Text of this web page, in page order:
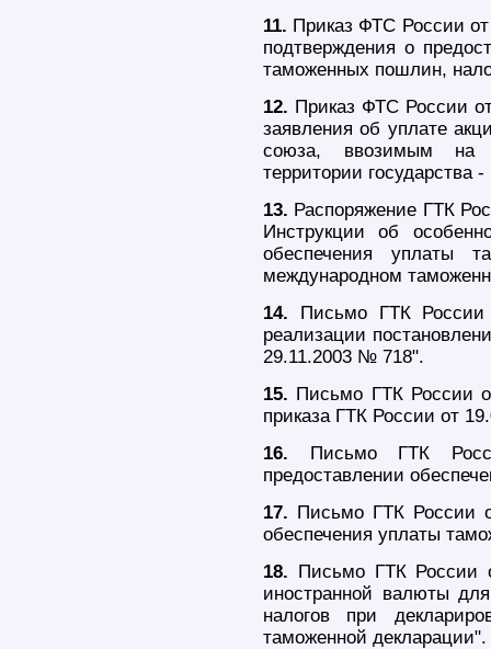
11. Приказ ФТС России
подтверждения о
таможенных пошлин,
12. Приказ ФТС России
заявления об уплате
союза, ввозимым на
территории государства
13. Распоряжение ГТК
Инструкции об
обеспечения уплаты
международном
14. Письмо ГТК
реализации
29.11.2003 № 718".
15. Письмо ГТК России
приказа ГТК России от
16. Письмо ГТК
предоставлении
17. Письмо ГТК России
обеспечения уплаты
18. Письмо ГТК России
иностранной валюты
налогов при
таможенной декларации".